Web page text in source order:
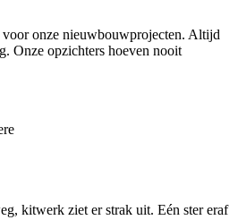
voor onze nieuwbouwprojecten. Altijd
Onze opzichters hoeven nooit
kitwerk ziet er strak uit. Eén ster eraf